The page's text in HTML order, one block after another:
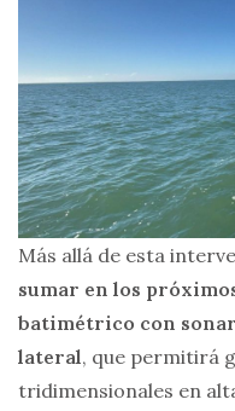
Más allá de esta
sumar en los
batimétrico con
lateral, que permitirá
tridimensionales en